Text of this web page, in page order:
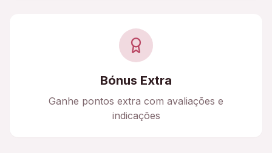
Bónus Extra
Ganhe pontos extra com avaliações e
indicações